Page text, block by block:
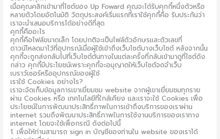
เมื่อคุณคลิกเข้ามาที่ไซต์ของ Up Foward คุณจะได้รับคุกกี้หนึ่งตัวหรือ
หลายตัวโดยอัตโนมัติ วัตถุประสงค์เริ่มแรกที่เราใช้คุกกี้คือ รับประกันว่า
เราจะนำเสนอบริการได้อย่างดีที่สุด
คุกกี้คืออะไร
คุกกี้คือไฟล์ขนาดเล็ก โดยปกติจะเป็นไฟล์ตัวอักษรและตัวเลขที่
ดาวน์โหลดมาไว้ที่อุปกรณ์เมื่อผู้ใช้เข้าถึงเว็บไซต์บางเว็บไซต์ หลังจากนั้น
คุกกี้จะถูกส่งกลับไปที่เว็บไซต์ต้นทางในแต่ละครั้งที่กลับเข้ามาดูที่ไซต์ดัง
กล่าว คุกกี้มีประโยชน์เพราะคุกกี้จะอนุญาตให้เว็บไซต์จดจำเว็บ
เบราว์เซอร์หรืออุปกรณ์ของผู้ใช้
เราใช้ Cookies อย่างไร?
เราจะจัดเก็บข้อมูลการเขาเยี่ยมชม website จากผู้เขาเยี่ยมชมทุกราย
ผ่าน Cookies หรือ เทคโนโลยีที่ใกล้เคียง และเราจะใช้ Cookies เพื่อ
ประโยชน์ในการพัฒนาประสิทธิ์ภาพในการเข้าถึงบริการของเราผ่าน
internet รวมถึงพัฒนาประสิทธิ์ภาพในการใช้งานบริการของเราทาง
internet โดยจะใช้เพื่อกรณี ดังต่อไปนี้
1. เพื่อให้ท่านสามารถ sign in บัญชีของท่านใน website ของเราได้